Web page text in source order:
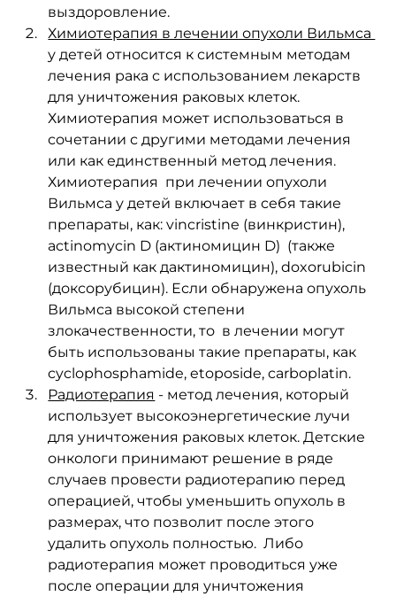
выздоровление.
Химиотерапия в лечении опухоли Вильмса
у детей относится к системным методам
лечения рака с использованием лекарств
для уничтожения раковых клеток.
Химиотерапия может использоваться в
сочетании с другими методами лечения
или как единственный метод лечения.
Химиотерапия  при лечении опухоли
Вильмса у детей включает в себя такие
препараты, как: vincristine (винкристин),
actinomycin D (актиномицин D)  (также
известный как дактиномицин), doxorubicin
(доксорубицин). Если обнаружена опухоль
Вильмса высокой степени
злокачественности, то  в лечении могут
быть использованы такие препараты, как
cyclophosphamide, etoposide, carboplatin.
Радиотерапия - метод лечения, который
использует высокоэнергетические лучи
для уничтожения раковых клеток. Детские
онкологи принимают решение в ряде
случаев провести радиотерапию перед
операцией, чтобы уменьшить опухоль в
размерах, что позволит после этого
удалить опухоль полностью.  Либо
радиотерапия может проводиться уже
после операции для уничтожения